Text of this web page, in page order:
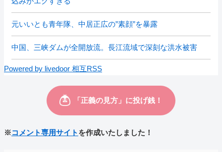
元いいとも青年隊、中居正広の”素顔”を暴露
中国、三峡ダムが全開放流。長江流域で深刻な洪水被害
Powered by livedoor 相互RSS
※コメント専用サイト を作成いたしました！